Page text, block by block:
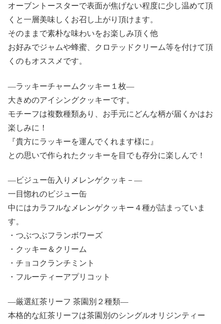
オーブントースターで表面が焦げない程度に少し温めて頂
くと一層美味しくお召し上がり頂けます。
そのままで素朴な味わいをお楽しみ頂く他
お好みでジャムや蜂蜜、クロテッドクリーム等を付けて頂
くのもオススメです。
—ラッキーチャームクッキー１枚—
大きめのアイシングクッキーです。
モチーフは複数種類あり、お手元にどんな柄が届くかはお
楽しみに！
『貴方にラッキーを運んでくれます様に』
との思いで作られたクッキーを目でも存分に楽しんで！
—ビジュー缶入りメレンゲクッキ－—
一目惚れのビジュー缶
中にはカラフルなメレンゲクッキー４種が詰まっていま
す。
・つぶつぶフランボワーズ
・クッキー＆クリーム
・チョコクランチミント
・フルーティーアプリコット
—厳選紅茶リーフ 茶園別２種類—
本格的な紅茶リーフは茶園別のシングルオリジンティー